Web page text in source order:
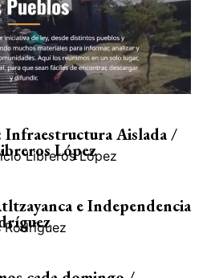
Infraestructura Aislada /
López
Libreros López
e Independencia
Rodríguez